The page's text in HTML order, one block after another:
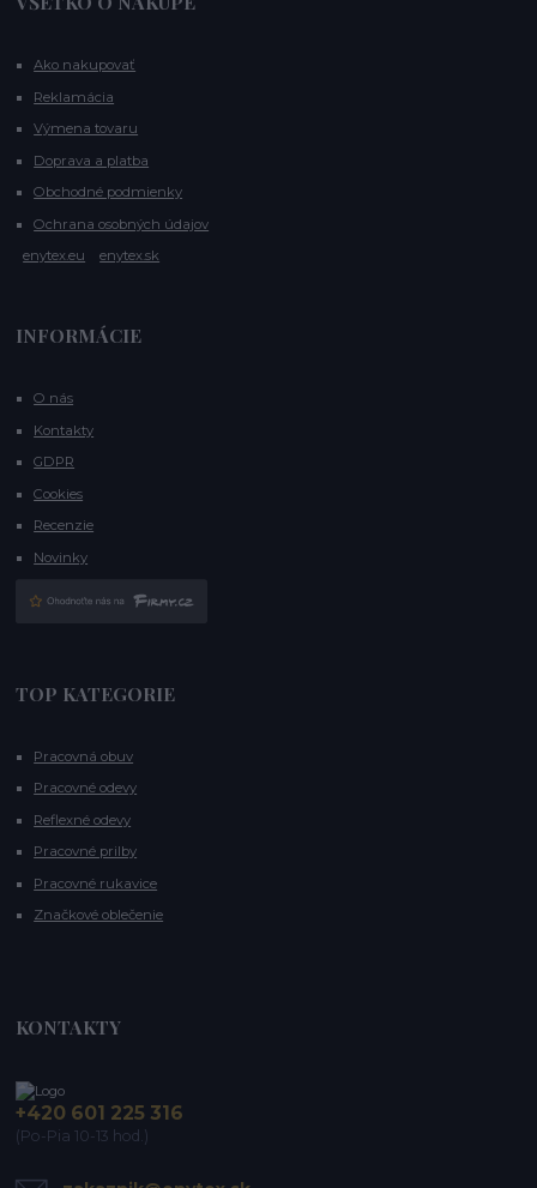
Ako nakupovať
Reklamácia
Výmena tovaru
Doprava a platba
Obchodné podmienky
Ochrana osobných údajov
enytex.eu
enytex.sk
INFORMÁCIE
O nás
Kontakty
GDPR
Cookies
Recenzie
Novinky
TOP KATEGORIE
Pracovná obuv
Pracovné odevy
Reflexné odevy
Pracovné prilby
Pracovné rukavice
Značkové oblečenie
KONTAKTY
+420 601 225 316
(Po-Pia 10-13 hod.)